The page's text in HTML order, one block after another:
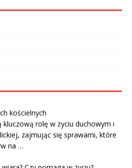
kościelnych
kluczową rolę w życiu duchowym i
zajmując się sprawami, które
na …